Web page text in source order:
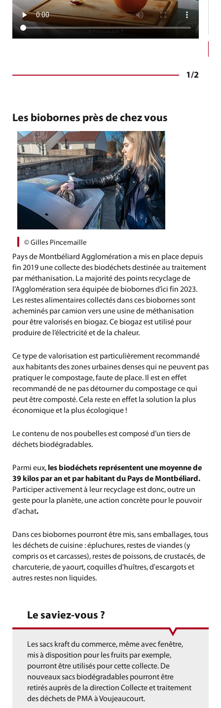
1/2
Les biobornes près de chez vous
© Gilles Pincemaille
Pays de Montbéliard Agglomération a mis en place depuis
fin 2019 une collecte des biodéchets destinée au traitement
par méthanisation. La majorité des points recyclage de
l’Agglomération sera équipée de biobornes d’ici fin 2023.
Les restes alimentaires collectés dans ces biobornes sont
acheminés par camion vers une usine de méthanisation
pour être valorisés en biogaz. Ce biogaz est utilisé pour
produire de l’électricité et de la chaleur.
Ce type de valorisation est particulièrement recommandé
aux habitants des zones urbaines denses qui ne peuvent pas
pratiquer le compostage, faute de place. Il est en effet
recommandé de ne pas détourner du compostage ce qui
peut être composté. Cela reste en effet la solution la plus
économique et la plus écologique !
Le contenu de nos poubelles est composé d’un tiers de
déchets biodégradables.
Parmi eux, les biodéchets représentent une moyenne de
39 kilos par an et par habitant du Pays de Montbéliard.
Participer activement à leur recyclage est donc, outre un
geste pour la planète, une action concrète pour le pouvoir
d’achat.
Dans ces biobornes pourront être mis, sans emballages, tous
les déchets de cuisine : épluchures, restes de viandes (y
compris os et carcasses), restes de poissons, de crustacés, de
charcuterie, de yaourt, coquilles d'huîtres, d'escargots et
autres restes non liquides.
Le saviez-vous ?
Les sacs kraft du commerce, même avec fenêtre,
mis à disposition pour les fruits par exemple,
pourront être utilisés pour cette collecte. De
nouveaux sacs biodégradables pourront être
retirés auprès de la direction Collecte et traitement
des déchets de PMA à Voujeaucourt.